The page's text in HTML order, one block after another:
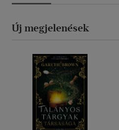
Új megjelenések